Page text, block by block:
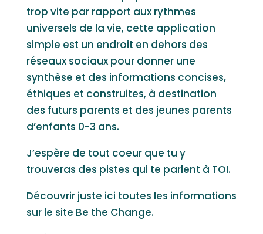
trop vite par rapport aux rythmes
universels de la vie, cette application
simple est un endroit en dehors des
réseaux sociaux pour donner une
synthèse et des informations concises,
éthiques et construites, à destination
des futurs parents et des jeunes parents
d’enfants 0-3 ans.
J’espère de tout coeur que tu y
trouveras des pistes qui te parlent à TOI.
Découvrir juste ici toutes les informations
sur le site Be the Change.